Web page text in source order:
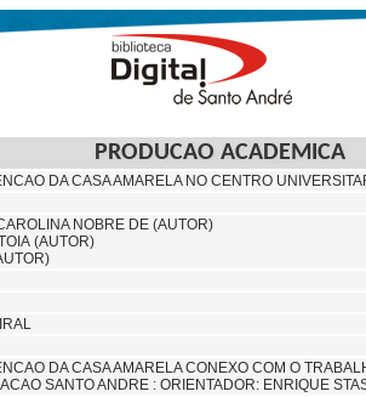
PRODUCAO ACADEMICA
DA CASA AMARELA NO CENTRO
NOBRE DE (AUTOR)
(AUTOR)
DA CASA AMARELA CONEXO COM O
SANTO ANDRE : ORIENTADOR: ENRIQUE